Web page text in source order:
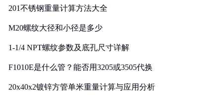
201不锈钢重量计算方法大全
M20螺纹大径和小径是多少
1-1/4 NPT螺纹参数及底孔尺寸详解
F1010E是什么管？能否用3205或3505代换
20x40x2镀锌方管单米重量计算与应用分析